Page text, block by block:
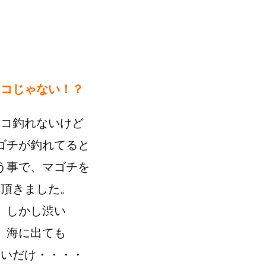
じゃない！？
釣れないけど
チが釣れてると
事で、マゴチを
頂きました。
しかし渋い
海に出ても
だけ・・・・